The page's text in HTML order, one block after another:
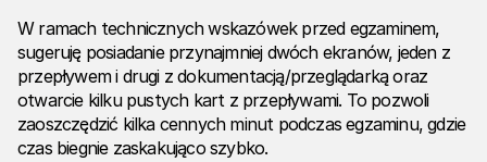
W ramach technicznych wskazówek przed egzaminem,
sugeruję posiadanie przynajmniej dwóch ekranów, jeden z
przepływem i drugi z dokumentacją/przeglądarką oraz
otwarcie kilku pustych kart z przepływami. To pozwoli
zaoszczędzić kilka cennych minut podczas egzaminu, gdzie
czas biegnie zaskakująco szybko.